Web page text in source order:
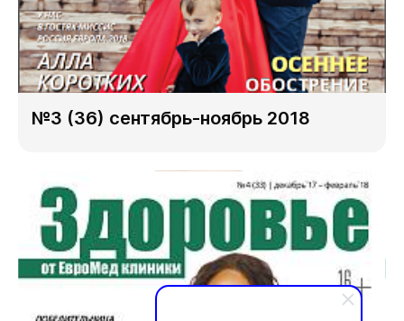
№3 (36) сентябрь-ноябрь 2018